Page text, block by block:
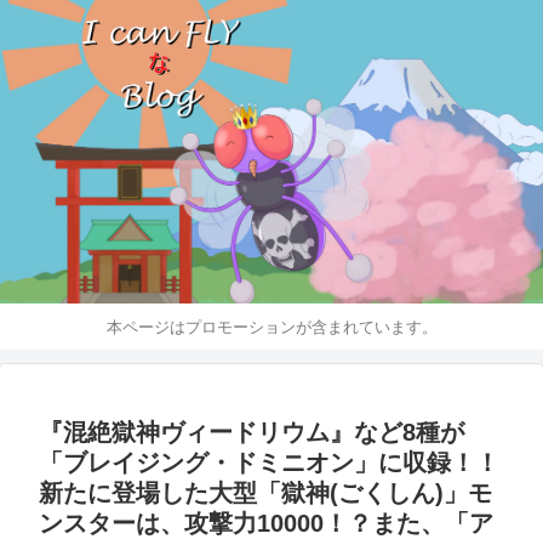
本ページはプロモーションが含まれています。
『混絶獄神ヴィードリウム』など8種が
「ブレイジング・ドミニオン」に収録！！
新たに登場した大型「獄神(ごくしん)」モ
ンスターは、攻撃力10000！？また、「ア